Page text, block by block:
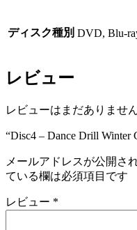
ディスク種別 DVD, Blu-
レビュー
レビューはまだありません
“Disc4 – Dance Drill
メールアドレスが公開さ
ている欄は必須項目です
レビュー *